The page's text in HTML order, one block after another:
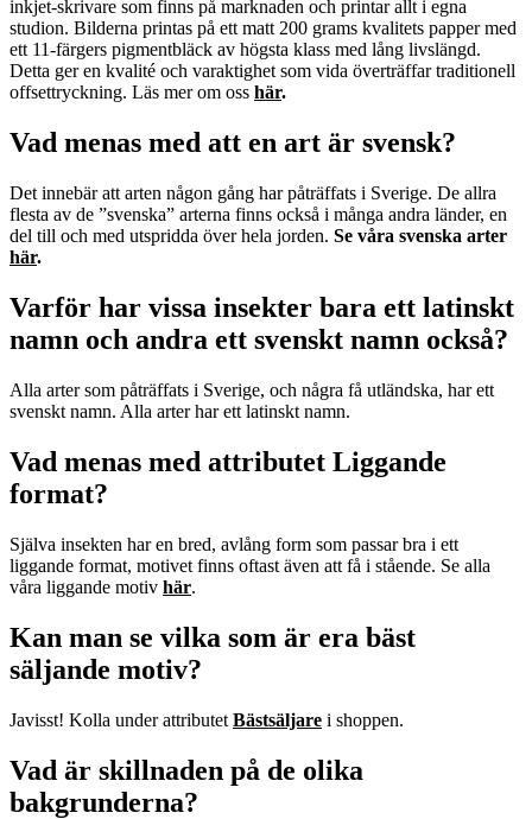
inkjet-skrivare som finns på marknaden och printar allt i egna
studion. Bilderna printas på ett matt 200 grams kvalitets papper med
ett 11-färgers pigmentbläck av högsta klass med lång livslängd.
Detta ger en kvalité och varaktighet som vida överträffar traditionell
offsettryckning. Läs mer om oss här.
Vad menas med att en art är svensk?
Det innebär att arten någon gång har påträffats i Sverige. De allra
flesta av de ”svenska” arterna finns också i många andra länder, en
del till och med utspridda över hela jorden. Se våra svenska arter
här.
Varför har vissa insekter bara ett latinskt
namn och andra ett svenskt namn också?
Alla arter som påträffats i Sverige, och några få utländska, har ett
svenskt namn. Alla arter har ett latinskt namn.
Vad menas med attributet Liggande
format?
Själva insekten har en bred, avlång form som passar bra i ett
liggande format, motivet finns oftast även att få i stående. Se alla
våra liggande motiv här.
Kan man se vilka som är era bäst
säljande motiv?
Javisst! Kolla under attributet Bästsäljare i shoppen.
Vad är skillnaden på de olika
bakgrunderna?